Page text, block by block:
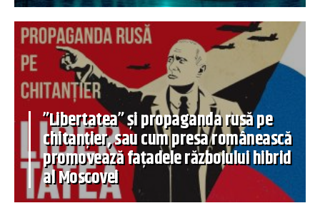
”Libertatea” și propaganda rusă pe
chitanțier, sau cum presa românească
promovează fațadele războiului hibrid
al Moscovei